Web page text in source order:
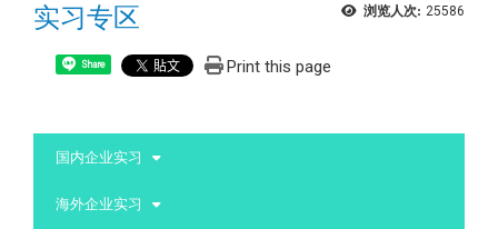
浏览人次: 25586
实习专区
Share Print this page
国内企业实习
海外企业实习